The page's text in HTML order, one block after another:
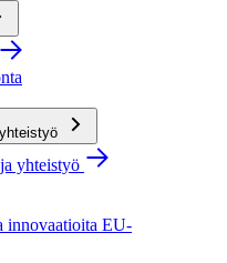
yhteistyö
innovaatioita EU-